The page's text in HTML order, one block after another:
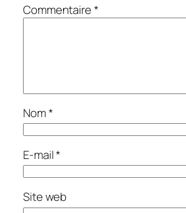
Commentaire*
Nom*
E-mail*
Site web